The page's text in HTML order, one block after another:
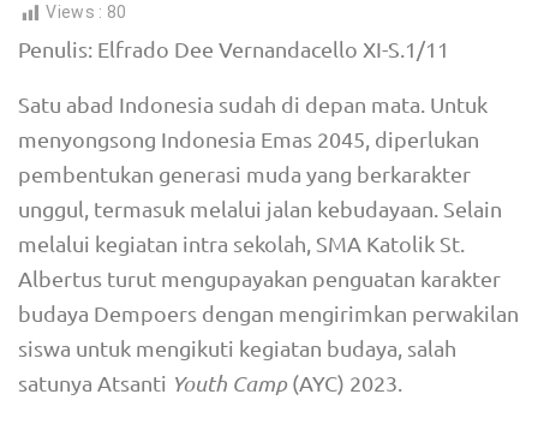
Views : 80
Penulis: Elfrado Dee Vernandacello XI-S.1/11
Satu abad Indonesia sudah di depan mata. Untuk
menyongsong Indonesia Emas 2045, diperlukan
pembentukan generasi muda yang berkarakter
unggul, termasuk melalui jalan kebudayaan. Selain
melalui kegiatan intra sekolah, SMA Katolik St.
Albertus turut mengupayakan penguatan karakter
budaya Dempoers dengan mengirimkan perwakilan
siswa untuk mengikuti kegiatan budaya, salah
satunya Atsanti Youth Camp(AYC) 2023.